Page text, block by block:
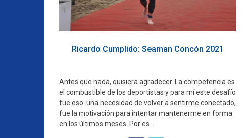
Ricardo Cumplido: Seaman Concón 2021
Antes que nada, quisiera agradecer. La competencia es
el combustible de los deportistas y para mí este desafío
fue eso: una necesidad de volver a sentirme conectado,
fue la motivación para intentar mantenerme en forma
en los últimos meses. Por es...